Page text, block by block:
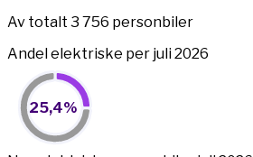
Av totalt 3 756 personbiler
Andel elektriske per juli 2026
25,4%
Pie chart with 2 slices.
View as data table, 25,4%
25,4%